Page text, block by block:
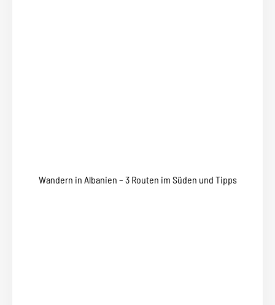
Wandern in Albanien – 3 Routen im Süden und Tipps